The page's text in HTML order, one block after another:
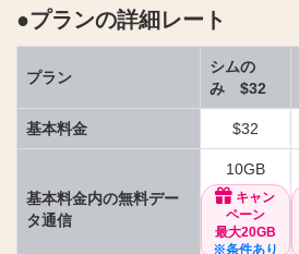
●プランの詳細レート
プラン
シムの
み $32
基本料金 $32
基本料金内の無料デー
タ通信
10GB
キャン
ペーン
最大20GB
※条件あり